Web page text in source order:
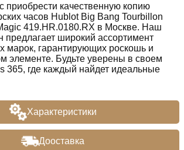
Характеристики
Дооставка
приобрести качественную копию
часов Hublot Big Bang Tourbillon
419.HR.0180.RX в Москве. Наш
предлагает широкий ассортимент
марок, гарантирующих роскошь и
элементе. Будьте уверены в своем
365, где каждый найдет идеальные